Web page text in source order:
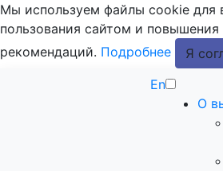
Мы используем файлы cookie для
пользования сайтом и повышения
рекомендаций. Подробнее
Я
En
О